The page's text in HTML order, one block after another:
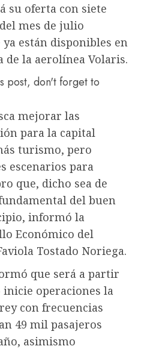
su oferta con siete
mes de julio
están disponibles en
de la aerolínea Volaris.
post, don't forget to
mejorar las
para la capital
turismo, pero
escenarios para
que, dicho sea de
del buen
informó la
Económico del
Tostado Noriega.
que será a partir
operaciones la
con frecuencias
49 mil pasajeros
asimismo